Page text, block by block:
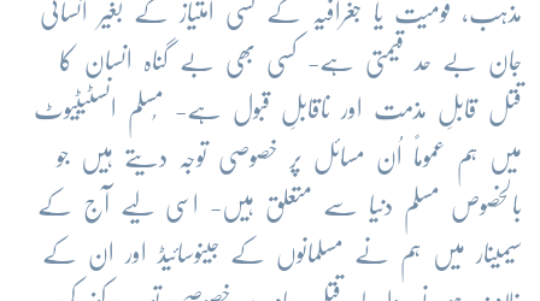
مذہب، قومیت یا جغرافیہ کے کسی امتیاز کے بغیر انسانی
جان بے حد قیمتی ہے- کسی بھی بے گناہ انسان کا
قتل قابلِ مذمت اور ناقابلِ قبول ہے- مُسلم انسٹیٹیوٹ
میں ہم عموماً اُن مسائل پر خصوصی توجہ دیتے ہیں جو
بالخصوص مسلم دنیا سے متعلق ہیں- اسی لیے آج کے
سیمینار میں ہم نے مسلمانوں کے جینوسائیڈ اور ان کے